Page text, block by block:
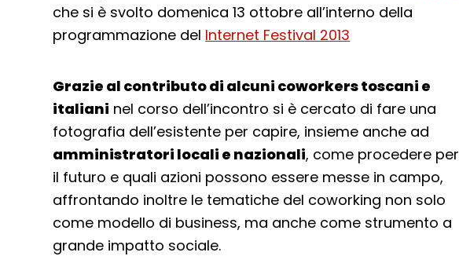
che si è svolto domenica 13 ottobre all’interno della
programmazione del Internet Festival 2013
Grazie al contributo di alcuni coworkers toscani e
italiani nel corso dell’incontro si è cercato di fare una
fotografia dell’esistente per capire, insieme anche ad
amministratori locali e nazionali, come procedere per
il futuro e quali azioni possono essere messe in campo,
affrontando inoltre le tematiche del coworking non solo
come modello di business, ma anche come strumento a
grande impatto sociale.